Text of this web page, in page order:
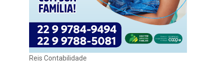
Reis Contabilidade